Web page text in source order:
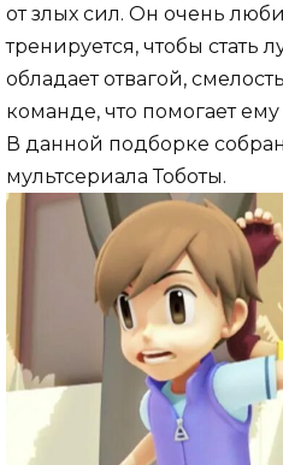
от злых сил. Он очень
тренируется, чтобы стать
обладает отвагой,
команде, что помогает
В данной подборке
мультсериала Тоботы.